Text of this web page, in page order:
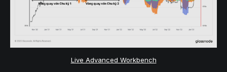
Live Advanced Workbench